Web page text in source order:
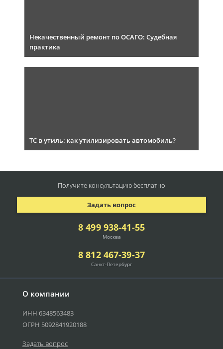
Некачественный ремонт по ОСАГО: Судебная
практика
ТС в утиль: как утилизировать автомобиль?
О компании
ИНН 6348563483
ОГРН 5092841920188
Задать вопрос
8 499 938-41-55
Москва
8 812 467-39-37
Санкт-Петербург
Задать вопрос
Получите консультациюбесплатно